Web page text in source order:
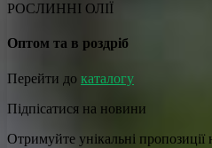
РОСЛИННІ ОЛІЇ
Оптом та в роздріб
Перейти до каталогу
Підпісатися на новини
Отримуйте унікальні